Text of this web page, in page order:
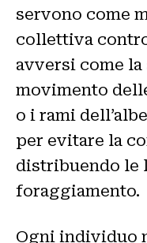
servono come
collettiva
avversi come
movimento
o i rami
per evitare la
distribuendo le
foraggiamento.
Ogni individuo